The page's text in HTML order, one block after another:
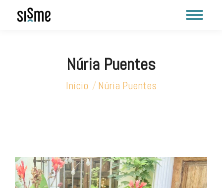
Núria Puentes
Estás aquí:
Inicio Núria Puentes